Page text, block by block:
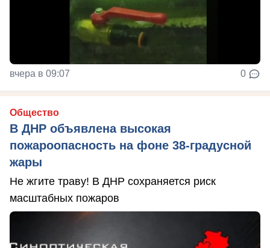
вчера в 09:07 0
Общество
В ДНР объявлена высокая
пожароопасность на фоне 38-градусной
жары
Не жгите траву! В ДНР сохраняется риск
масштабных пожаров